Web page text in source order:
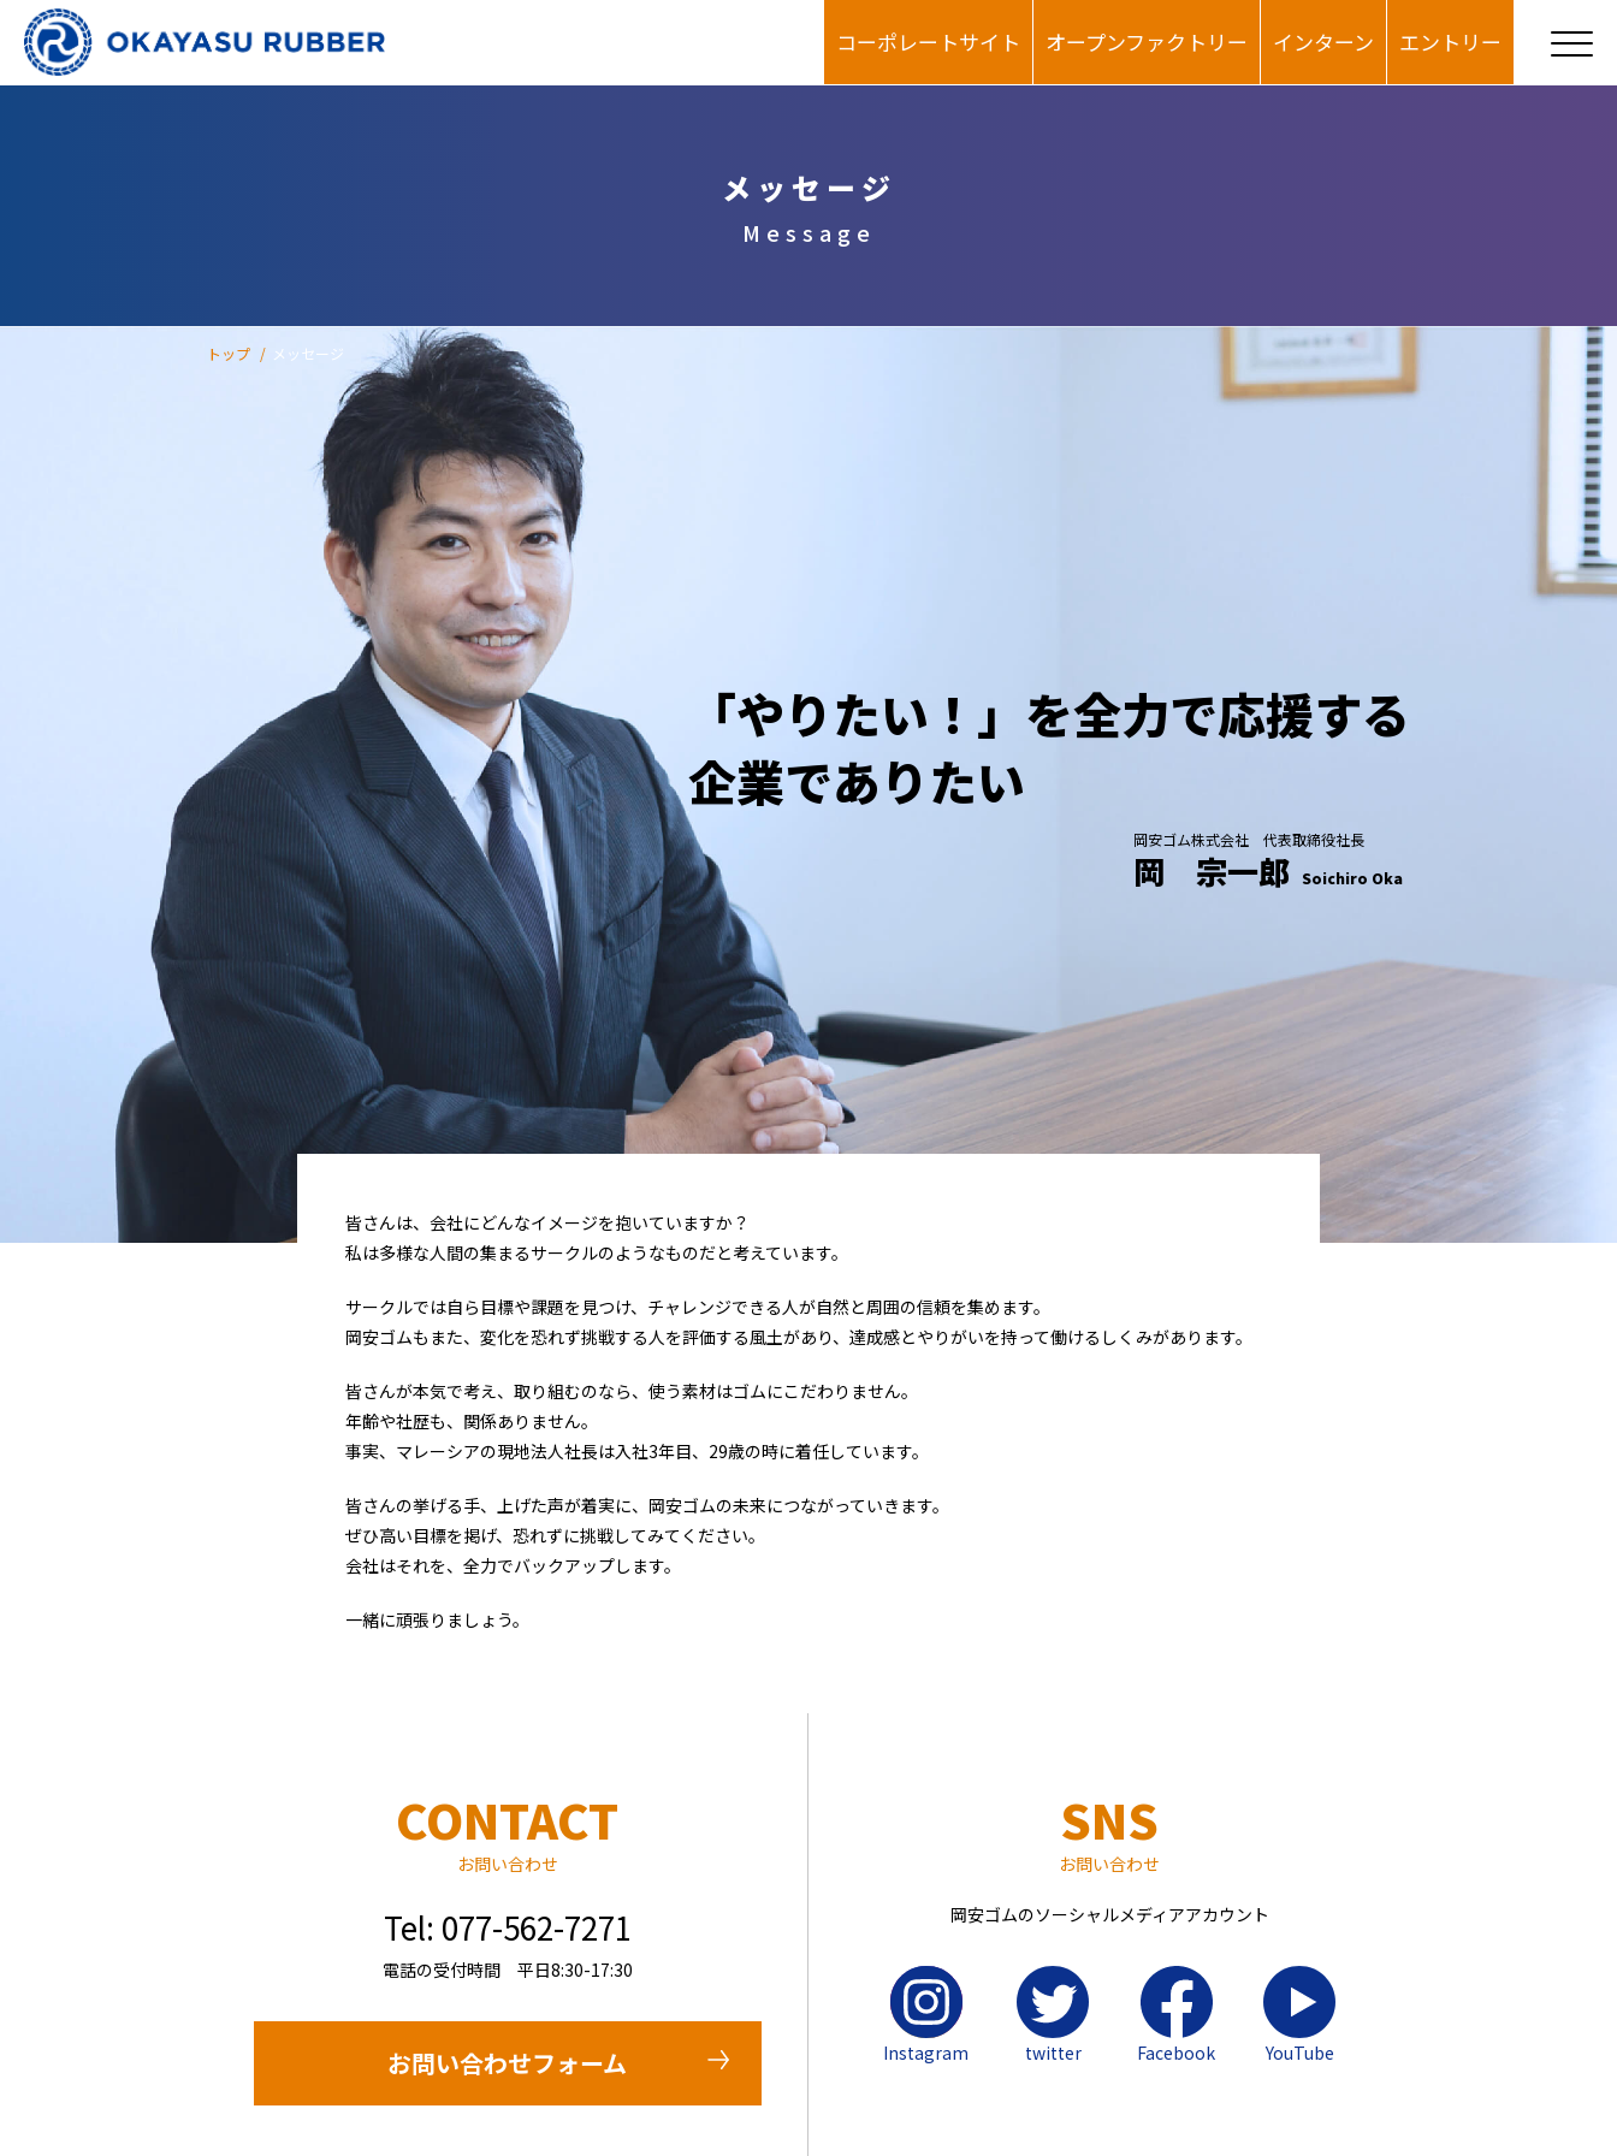
コーポレートサイト オープンファクトリー インターン エントリー
メッセージ
Message
トップ メッセージ
「やりたい！」を全力で応援する
企業でありたい
岡安ゴム株式会社 代表取締役社長
岡 宗一郎 Soichiro Oka
皆さんは、会社にどんなイメージを抱いていますか？
私は多様な人間の集まるサークルのようなものだと考えています。
サークルでは自ら目標や課題を見つけ、チャレンジできる人が自然と周囲の信頼を集めます。
岡安ゴムもまた、変化を恐れず挑戦する人を評価する風土があり、達成感とやりがいを持って働けるしくみがあります。
皆さんが本気で考え、取り組むのなら、使う素材はゴムにこだわりません。
年齢や社歴も、関係ありません。
事実、マレーシアの現地法人社長は入社3年目、29歳の時に着任しています。
皆さんの挙げる手、上げた声が着実に、岡安ゴムの未来につながっていきます。
ぜひ高い目標を掲げ、恐れずに挑戦してみてください。
会社はそれを、全力でバックアップします。
一緒に頑張りましょう。
CONTACT
お問い合わせ
Tel: 077-562-7271
電話の受付時間 平日8:30-17:30
お問い合わせフォーム
SNS
お問い合わせ
岡安ゴムのソーシャルメディアアカウント
Instagram twitter Facebook YouTube